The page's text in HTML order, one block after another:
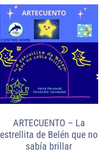
ARTECUENTO – La
estrellita de Belén que no
sabía brillar